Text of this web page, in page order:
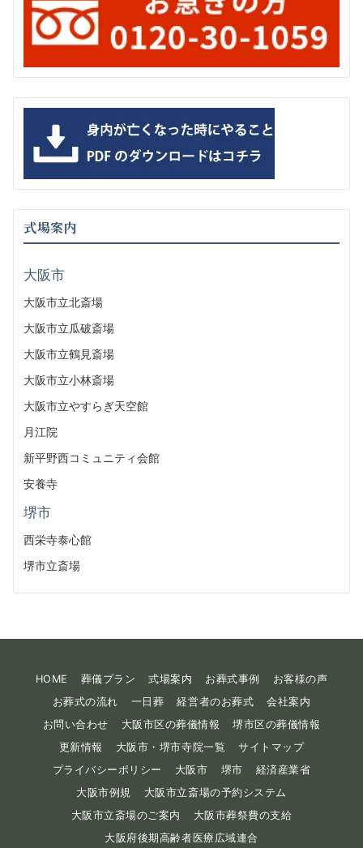
式場案内
大阪市
大阪市立北斎場
大阪市立瓜破斎場
大阪市立鶴見斎場
大阪市立小林斎場
大阪市立やすらぎ天空館
月江院
新平野西コミュニティ会館
安養寺
堺市
西栄寺泰心館
堺市立斎場
HOME 葬儀プラン 式場案内 お葬式事例
お客様の声
お葬式の流れ
一日葬 経営者のお葬式
会社案内
お問い合わせ
大阪市区の葬儀情報
堺市区の葬儀情報
更新情報
大阪市・堺市寺院一覧
サイトマップ
プライバシーポリシー
大阪市 堺市
経済産業省
大阪市例規
大阪市立斎場の予約システム
大阪市立斎場のご案内
大阪市葬祭費の支給
大阪府後期高齢者医療広域連合